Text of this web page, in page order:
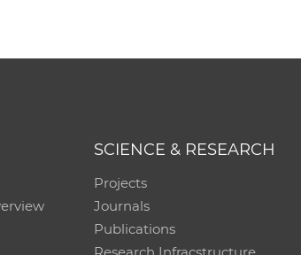
SCIENCE & RESEARCH
Projects
Journals
Publications